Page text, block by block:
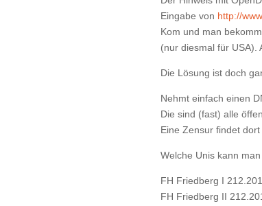
Eingabe von http://
Kom und man
(nur diesmal für USA).
Die Lösung ist doch
Nehmt einfach einen
Die sind (fast) alle
Eine Zensur findet
Welche Unis kann
FH Friedberg I
FH Friedberg II